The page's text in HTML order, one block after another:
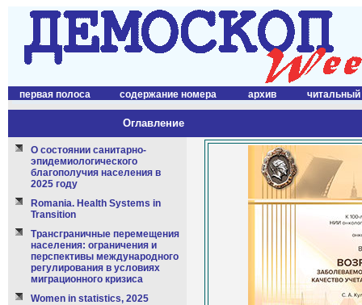
первая полоса содержание номера архив читальный
Оглавление
О состоянии санитарно-
эпидемиологического
благополучия населения в
2025 году
Romania. Health Systems in
Transition
Трансграничные перемещения
населения: ограничения и
перспективы международного
регулирования в условиях
миграционного кризиса
Women in statistics, 2025